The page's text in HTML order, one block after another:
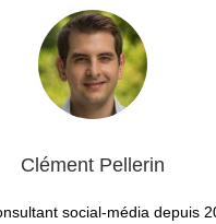
Clément Pellerin
social-média depuis